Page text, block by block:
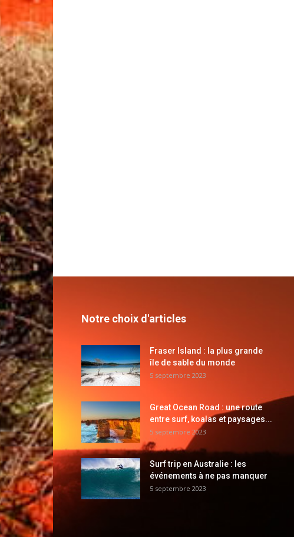
Notre choix d'articles
Fraser Island : la plus grande
île de sable du monde
5 septembre 2023
Great Ocean Road : une route
entre surf, koalas et paysages...
5 septembre 2023
Surf trip en Australie : les
événements à ne pas manquer
5 septembre 2023